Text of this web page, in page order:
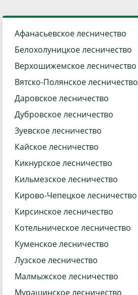
Афанасьевское лесничество
Белохолуницкое лесничество
Верхошижемское лесничество
Вятско-Полянское лесничество
Даровское лесничество
Дубровское лесничество
Зуевское лесничество
Кайское лесничество
Кикнурское лесничество
Кильмезское лесничество
Кирово-Чепецкое лесничество
Кирсинское лесничество
Котельническое лесничество
Куменское лесничество
Лузское лесничество
Малмыжское лесничество
Мурашинское лесничество